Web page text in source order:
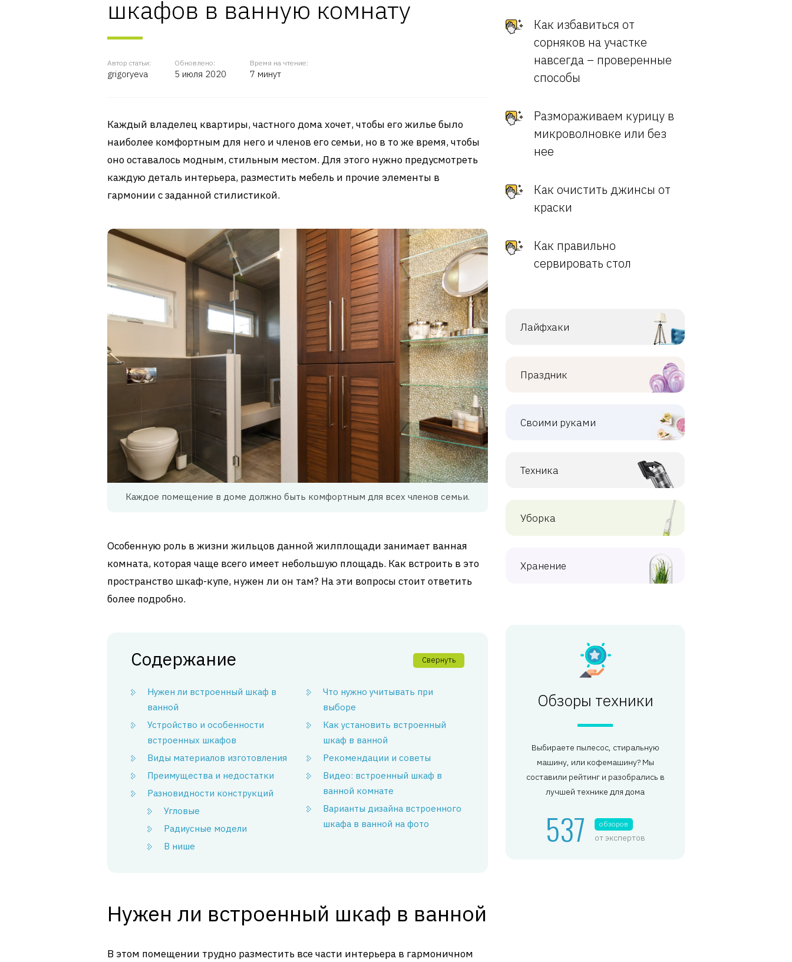
шкафов в ванную комнату
Автор статьи:
grigoryeva
Обновлено:
5 июля 2020
Время на чтение:
7 минут
Каждый владелец квартиры, частного дома хочет, чтобы его жилье было
наиболее комфортным для него и членов его семьи, но в то же время, чтобы
оно оставалось модным, стильным местом. Для этого нужно предусмотреть
каждую деталь интерьера, разместить мебель и прочие элементы в
гармонии с заданной стилистикой.
Каждое помещение в доме должно быть комфортным для всех членов семьи.
Особенную роль в жизни жильцов данной жилплощади занимает ванная
комната, которая чаще всего имеет небольшую площадь. Как встроить в это
пространство шкаф-купе, нужен ли он там? На эти вопросы стоит ответить
более подробно.
Содержание Свернуть
Нужен ли встроенный шкаф в
ванной
Устройство и особенности
встроенных шкафов
Виды материалов изготовления
Преимущества и недостатки
Разновидности конструкций
Угловые
Радиусные модели
В нише
Что нужно учитывать при
выборе
Как установить встроенный
шкаф в ванной
Рекомендации и советы
Видео: встроенный шкаф в
ванной комнате
Варианты дизайна встроенного
шкафа в ванной на фото
Нужен ли встроенный шкаф в ванной
В этом помещении трудно разместить все части интерьера в гармоничном
Как избавиться от
сорняков на участке
навсегда – проверенные
способы
Размораживаем курицу в
микроволновке или без
нее
Как очистить джинсы от
краски
Как правильно
сервировать стол
Лайфхаки
Праздник
Своими руками
Техника
Уборка
Хранение
Обзоры техники
Выбираете пылесос, стиральную
машину, или кофемашину? Мы
составили рейтинг и разобрались в
лучшей технике для дома
537 обзоров
от экспертов